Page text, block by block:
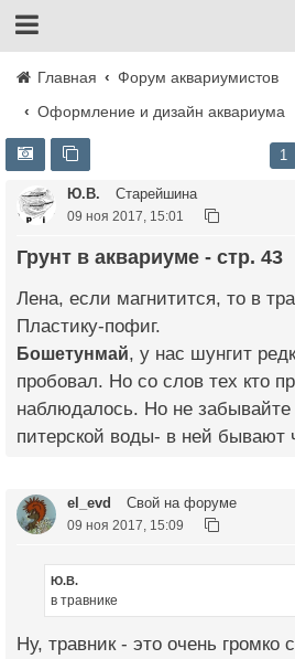
Главная
Форум аквариумистов
Оформление и дизайн аквариума
1
Ю.В. Старейшина
09 ноя 2017, 15:01
Грунт в аквариуме - стр. 43
Лена, если магнитится, то в
Пластику-пофиг.
Бошетунмай, у нас шунгит
пробовал. Но со слов тех кто
наблюдалось. Но не забывайте
питерской воды- в ней бывают
el_evd Свой на форуме
09 ноя 2017, 15:09
Ю.В.
в травнике
Ну, травник - это очень громко